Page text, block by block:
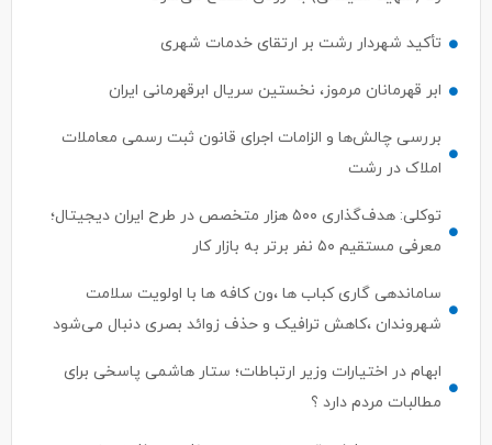
ابر قهرمانان مرموز، نخستین سریال ابرقهرمانی ایران
بررسی چالش‌ها و الزامات اجرای قانون ثبت رسمی معاملات
معرفی مستقیم ۵۰ نفر برتر به بازار کار
ساماندهی گاری کباب ها ،ون کافه ها با اولویت سلامت
شهروندان ،کاهش ترافیک و حذف زوائد بصری دنبال می‌شود
ابهام در اختیارات وزیر ارتباطات؛ ستار هاشمی پاسخی برای
سرپرست معاونت توسعه مدیریت، منابع و برنامه ریزی